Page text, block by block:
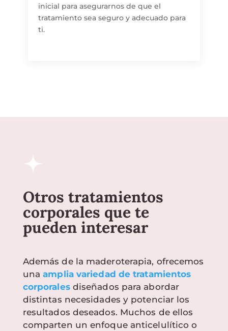
inicial para asegurarnos de que el
tratamiento sea seguro y adecuado para
ti.
Otros tratamientos
corporales que te
pueden interesar
Además de la maderoterapia, ofrecemos
unaamplia variedad de tratamientos
corporalesdiseñados para abordar
distintas necesidades y potenciar los
resultados deseados. Muchos de ellos
comparten un enfoque anticelulítico o